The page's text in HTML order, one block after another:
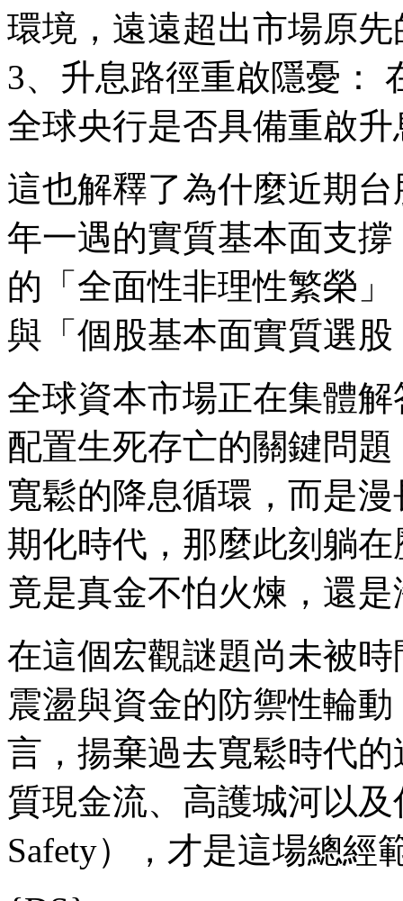
環境，遠遠超出市場原
3、升息路徑重啟隱憂：
全球央行是否具備重啟
這也解釋了為什麼近期
年一遇的實質基本面支
的「全面性非理性繁榮
與「個股基本面實質選
全球資本市場正在集體
配置生死存亡的關鍵問
寬鬆的降息循環，而是
期化時代，那麼此刻躺
竟是真金不怕火煉，還
在這個宏觀謎題尚未被
震盪與資金的防禦性輪
言，揚棄過去寬鬆時代
質現金流、高護城河以
Safety），才是這場總經